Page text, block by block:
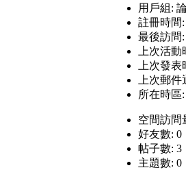
用戶組:
註冊時間:
最後訪問:
上次活
上次發
上次郵
所在時區
空間訪問
好友數: 0
帖子數: 3
主題數: 0